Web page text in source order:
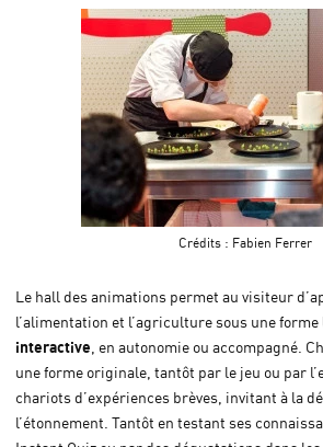
Crédits : Fabien Ferrer
Le hall des animations permet au visiteur
l’alimentation et l’agriculture sous une forme
interactive , en autonomie ou accompagné.
une forme originale, tantôt par le jeu ou par
chariots d’expériences brèves, invitant à la
l’étonnement. Tantôt en testant ses